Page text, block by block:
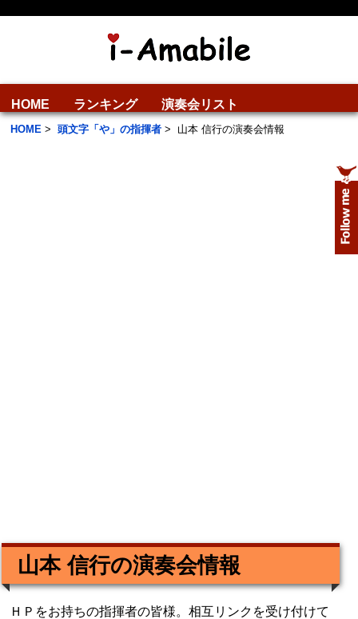
HOME ランキング 演奏会リスト
HOME > 頭文字「や」の指揮者 > 山本 信行の演奏会情報
山本 信行の演奏会情報
ＨＰをお持ちの指揮者の皆様。相互リンクを受け付けて